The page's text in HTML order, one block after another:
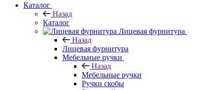
Каталог
Назад
Каталог
Лицевая фурнитура
Назад
Лицевая фурнитура
Мебельные ручки
Назад
Мебельные ручки
Ручки скобы